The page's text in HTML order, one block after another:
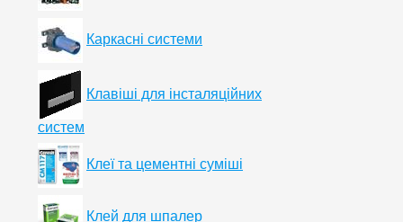
Каркасні системи
Клавіші для інсталяційних
систем
Клеї та цементні суміші
Клей для шпалер